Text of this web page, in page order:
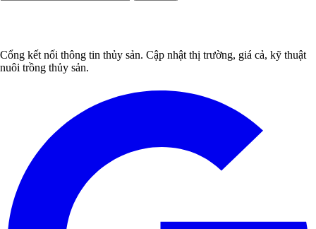
Cổng kết nối thông tin thủy sản. Cập nhật thị trường, giá cả, kỹ thuật
nuôi trồng thủy sản.